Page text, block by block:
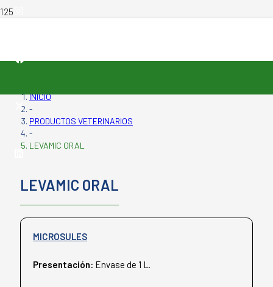
INICIO
-
PRODUCTOS VETERINARIOS
-
LEVAMIC ORAL
LEVAMIC ORAL
MICROSULES
Presentación: Envase de 1 L.